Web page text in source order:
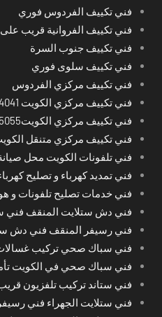
فني تكييف الفردوس فوري
فني تكييف الفروانية قريب
فني تكييف جنوب السرة
فني تكييف سلوى فوري
فني تكييف مركزي الفردوس
فني تكييف مركزي الكويت 62224041
فني تكييف مركزي الكويت98025055
فني تكييف مركزي متنقل
فني تلفونات الكويت محل صيانة
فني تمديد كهرباء و تصليح كهرباء
فني خدمات تصليح تلفونات و
فني دش ستلايت المنقف فني
فني رسيفر المنقف فني دش
فني سباك صحي تركيب غسالات
فني سباك صحي في الكويت
فني ستاند تركيب تلفزيون
فني ستلايت الجهراء فني